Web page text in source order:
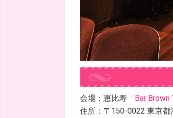
会場：恵比寿 Bar Brown
住所：〒150-0022 東京